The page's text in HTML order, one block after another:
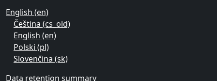
English ‎(en)‎
Čeština ‎(cs_old)‎
English ‎(en)‎
Polski ‎(pl)‎
Slovenčina ‎(sk)‎
Data retention summary